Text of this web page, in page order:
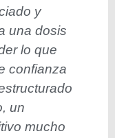
y
una dosis
lo que
confianza
un
mucho